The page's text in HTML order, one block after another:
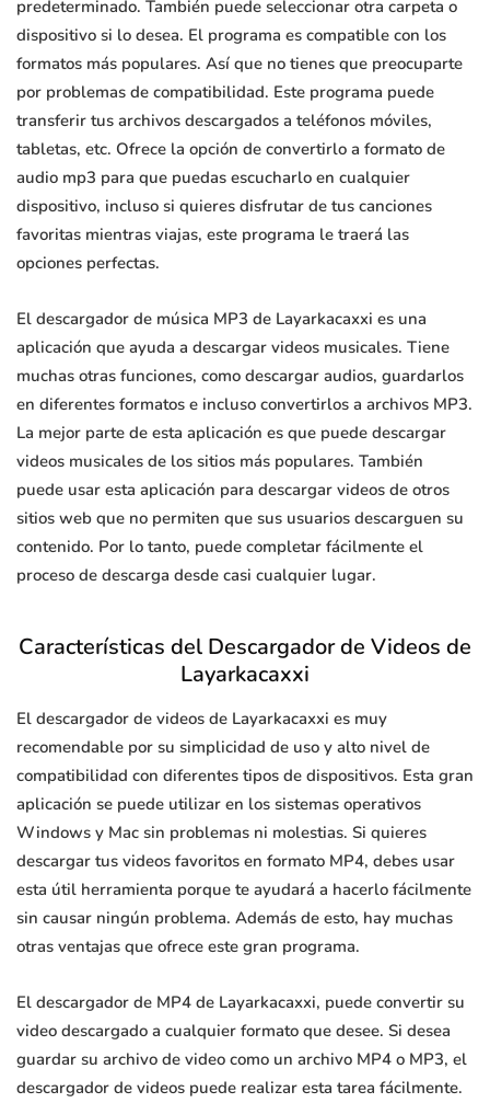
predeterminado. También puede seleccionar otra carpeta o
dispositivo si lo desea. El programa es compatible con los
formatos más populares. Así que no tienes que preocuparte
por problemas de compatibilidad. Este programa puede
transferir tus archivos descargados a teléfonos móviles,
tabletas, etc. Ofrece la opción de convertirlo a formato de
audio mp3 para que puedas escucharlo en cualquier
dispositivo, incluso si quieres disfrutar de tus canciones
favoritas mientras viajas, este programa le traerá las
opciones perfectas.
El descargador de música MP3 de Layarkacaxxi es una
aplicación que ayuda a descargar videos musicales. Tiene
muchas otras funciones, como descargar audios, guardarlos
en diferentes formatos e incluso convertirlos a archivos MP3.
La mejor parte de esta aplicación es que puede descargar
videos musicales de los sitios más populares. También
puede usar esta aplicación para descargar videos de otros
sitios web que no permiten que sus usuarios descarguen su
contenido. Por lo tanto, puede completar fácilmente el
proceso de descarga desde casi cualquier lugar.
Características del Descargador de Videos de
Layarkacaxxi
El descargador de videos de Layarkacaxxi es muy
recomendable por su simplicidad de uso y alto nivel de
compatibilidad con diferentes tipos de dispositivos. Esta gran
aplicación se puede utilizar en los sistemas operativos
Windows y Mac sin problemas ni molestias. Si quieres
descargar tus videos favoritos en formato MP4, debes usar
esta útil herramienta porque te ayudará a hacerlo fácilmente
sin causar ningún problema. Además de esto, hay muchas
otras ventajas que ofrece este gran programa.
El descargador de MP4 de Layarkacaxxi, puede convertir su
video descargado a cualquier formato que desee. Si desea
guardar su archivo de video como un archivo MP4 o MP3, el
descargador de videos puede realizar esta tarea fácilmente.